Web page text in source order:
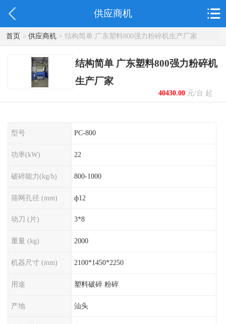
供应商机
首页> 供应商机> 结构简单 广东塑料800强力粉碎机生产厂家
结构简单 广东塑料800强力粉碎机
生产厂家
40430.00元/台 起
型号 PC-800
功率(kW) 22
破碎能力(kg/h) 800-1000
筛网孔径 (mm) ф12
动刀 (片) 3*8
重量 (kg) 2000
机器尺寸 (mm) 2100*1450*2250
用途 塑料破碎 粉碎
产地 汕头